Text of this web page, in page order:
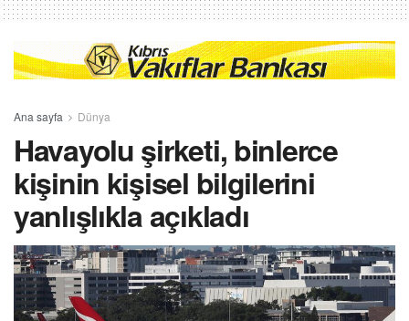
Ana sayfa Dünya
Havayolu şirketi, binlerce
kişinin kişisel bilgilerini
yanlışlıkla açıkladı